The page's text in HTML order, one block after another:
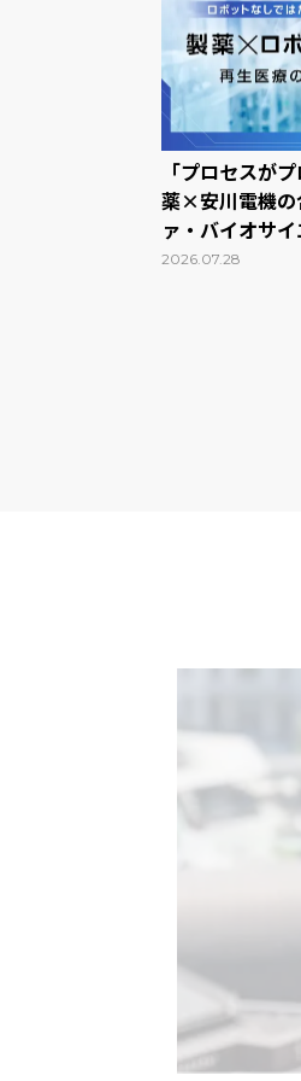
「プロセスが
薬×安川電機の
ァ・バイオサ
2026.07.28